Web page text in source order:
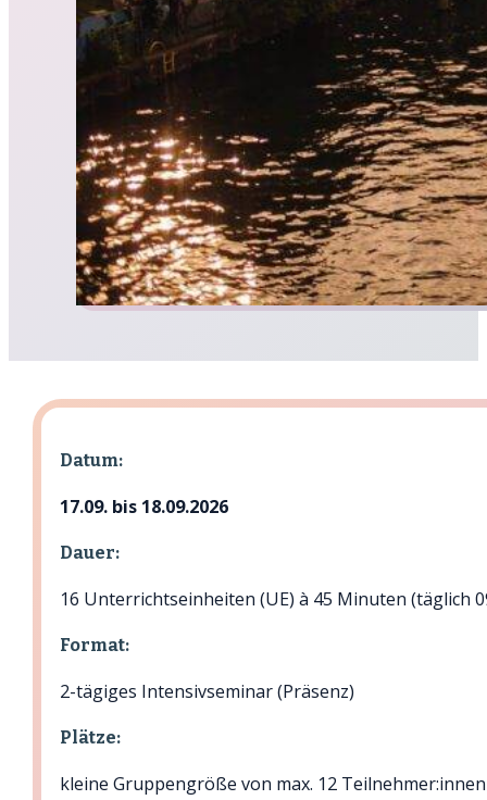
Datum:
17.09. bis 18.09.2026
Dauer:
16 Unterrichtseinheiten (UE) à 45 Minuten (täglich
Format:
2-tägiges Intensivseminar (Präsenz)
Plätze:
kleine Gruppengröße von max. 12 Teilnehmer:innen